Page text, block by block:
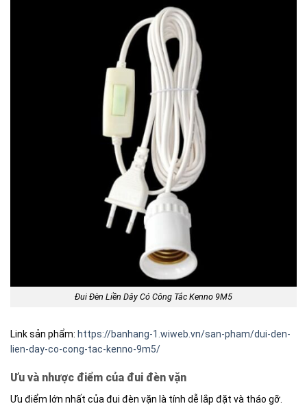
Đui Đèn Liền Dây Có Công Tắc Kenno 9M5
Link sản phẩm: https://banhang-1.wiweb.vn/san-pham/dui-den-
lien-day-co-cong-tac-kenno-9m5/
Ưu và nhược điểm của đui đèn vặn
Ưu điểm lớn nhất của đui đèn vặn là tính dễ lắp đặt và tháo gỡ.